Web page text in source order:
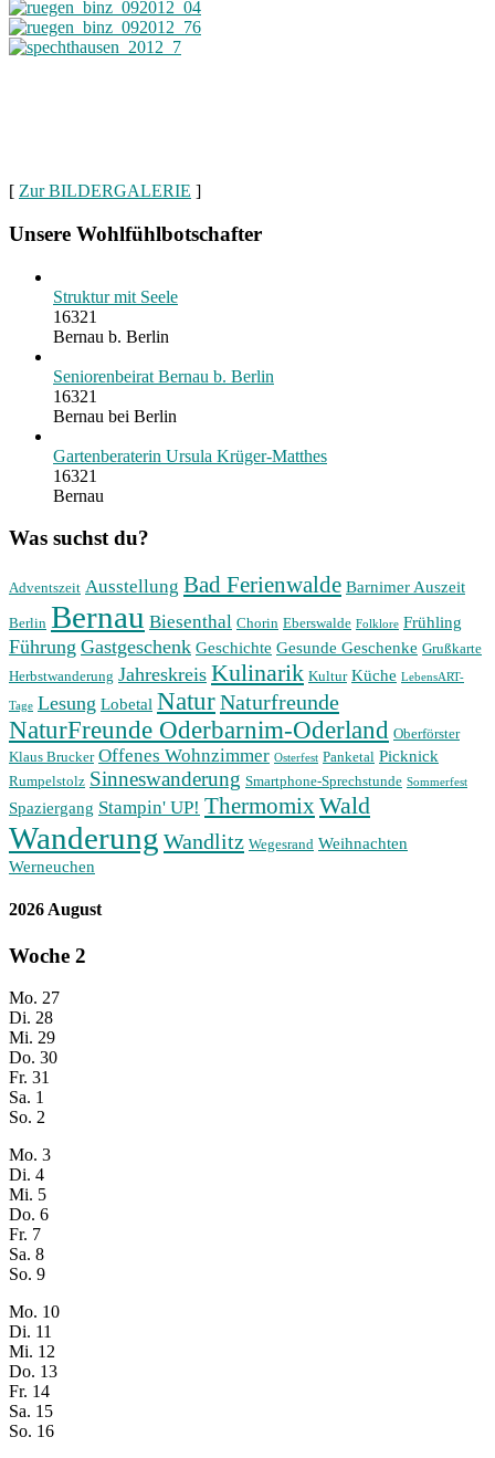
[ Zur BILDERGALERIE ]
Unsere Wohlfühlbotschafter
Struktur mit Seele
16321
Bernau b. Berlin
Seniorenbeirat Bernau b. Berlin
16321
Bernau bei Berlin
Gartenberaterin Ursula Krüger-Matthes
16321
Bernau
Was suchst du?
Adventszeit Ausstellung Bad Ferienwalde Barnimer Auszeit
Berlin Bernau Biesenthal Chorin Eberswalde Folklore Frühling
Führung Gastgeschenk Geschichte Gesunde Geschenke Grußkarte
Herbstwanderung Jahreskreis Kulinarik Kultur Küche LebensART-
Tage Lesung Lobetal NaturNaturfreunde
NaturFreunde Oderbarnim-Oderland Oberförster
Klaus Brucker Offenes Wohnzimmer Osterfest Panketal Picknick
Rumpelstolz Sinneswanderung Smartphone-Sprechstunde Sommerfest
Spaziergang Stampin' UP! ThermomixWald
Wanderung Wandlitz Wegesrand Weihnachten
Werneuchen
2026 August
Woche 2
Mo. 27
Di. 28
Mi. 29
Do. 30
Fr. 31
Sa. 1
So. 2
Mo. 3
Di. 4
Mi. 5
Do. 6
Fr. 7
Sa. 8
So. 9
Mo. 10
Di. 11
Mi. 12
Do. 13
Fr. 14
Sa. 15
So. 16